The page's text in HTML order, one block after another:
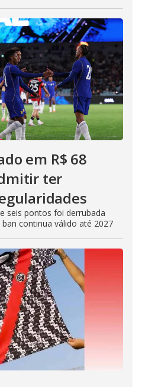
em R$ 68
ter
seis pontos foi derrubada
continua válido até 2027